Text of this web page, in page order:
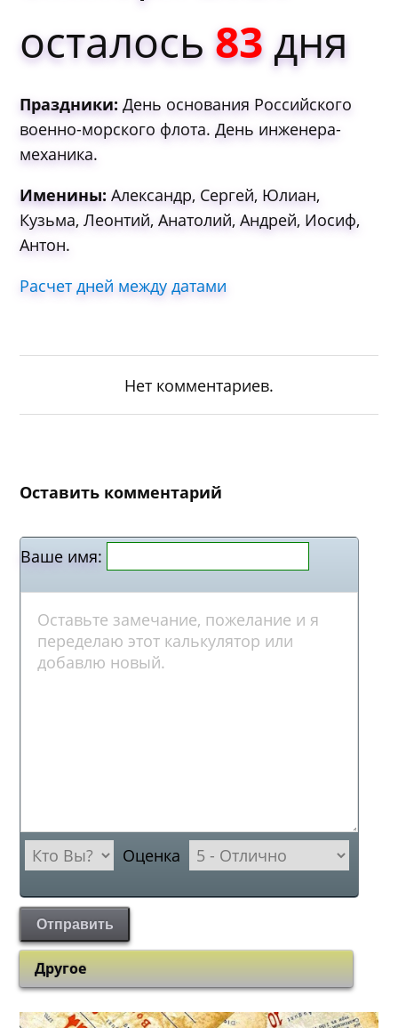
осталось83дня
Праздники: День основания Российского
военно-морского флота. День инженера-
механика.
Именины: Александр, Сергей, Юлиан,
Кузьма, Леонтий, Анатолий, Андрей, Иосиф,
Антон.
Расчет дней между датами
Нет комментариев.
Оставить комментарий
Ваше имя:
Оценка
Отправить
Другое